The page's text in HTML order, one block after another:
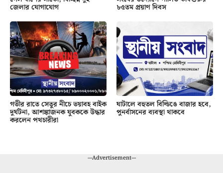
জেলার যোগাযোগ ৮৫তম প্রয়াণ দিবস
গভীর রাতে সেতুর নীচে ভয়াবহ বাইক
দুর্ঘটনা, আশঙ্কাজনক যুবককে উদ্ধার
করলেন পথচারীরা
ঘাটালে বহুতল বিল্ডিঙে বাজার হবে,
পুনর্বাসনের ব্যবস্থা থাকবে
---Advertisement---